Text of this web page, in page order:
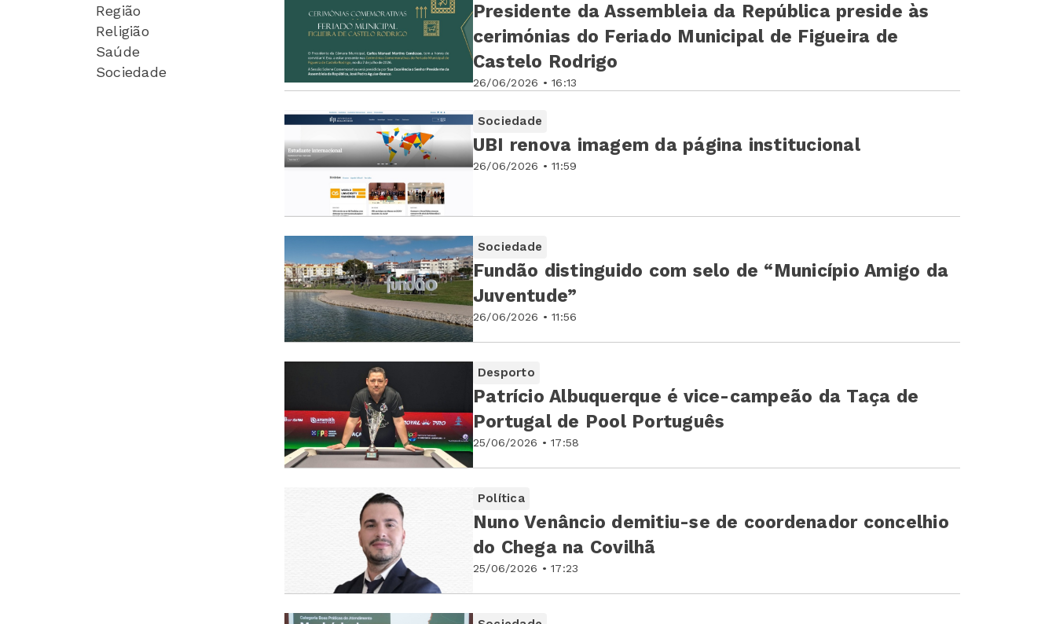
Região
Religião
Saúde
Sociedade
26/06/2026 • 16:13
Presidente da Assembleia da República preside às
cerimónias do Feriado Municipal de Figueira de
Castelo Rodrigo
Sociedade
26/06/2026 • 11:59
UBI renova imagem da página institucional
Sociedade
26/06/2026 • 11:56
Fundão distinguido com selo de “Município Amigo da
Juventude”
Desporto
25/06/2026 • 17:58
Patrício Albuquerque é vice-campeão da Taça de
Portugal de Pool Português
Política
25/06/2026 • 17:23
Nuno Venâncio demitiu-se de coordenador concelhio
do Chega na Covilhã